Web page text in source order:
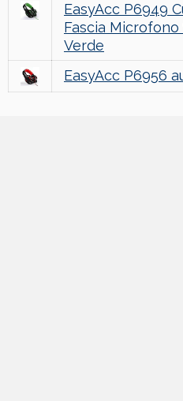
EasyAcc P6949
Fascia
Verde
EasyAcc P6956